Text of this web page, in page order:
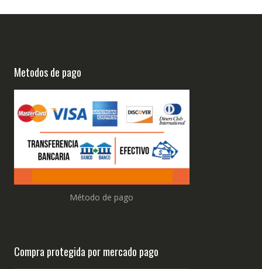
Metodos de pago
Método de pago
Compra protegida por mercado pago